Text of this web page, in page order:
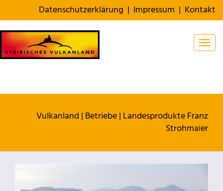
Datenschutzerklärung | Impressum | Kontakt
Vulkanland | Betriebe| Landesprodukte Franz
Strohmaier